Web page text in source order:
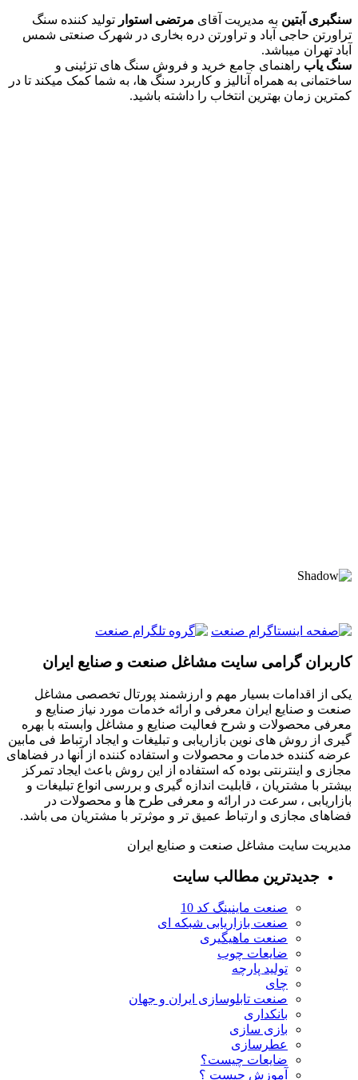
سنگبری آبتین به مدیریت آقای مرتضی استوار تولید کننده سنگ
تراورتن حاجی آباد و تراورتن دره بخاری در شهرک صنعتی شمس
آباد تهران میباشد.
سنگ یاب راهنمای جامع خرید و فروش سنگ های تزئینی و
ساختمانی به همراه آنالیز و کاربرد سنگ ها، به شما کمک میکند تا در
کمترین زمان بهترین انتخاب را داشته باشید.
کاربران گرامی سایت مشاغل صنعت و صنایع ایران
یکی از اقدامات بسیار مهم و ارزشمند پورتال تخصصی مشاغل
صنعت و صنایع ایران معرفی و ارائه خدمات مورد نیاز صنایع و
معرفی محصولات و شرح فعالیت صنایع و مشاغل وابسته با بهره
گیری از روش های نوین بازاریابی و تبلیغات و ایجاد ارتباط فی مابین
عرضه کننده خدمات و محصولات و استفاده کننده از آنها در فضاهای
مجازی و اینترنتی بوده که استفاده از این روش باعث ایجاد تمرکز
بیشتر با مشتریان ، قابلیت اندازه گیری و بررسی انواع تبلیغات و
بازاریابی ، سرعت در ارائه و معرفی طرح ها و محصولات در
فضاهای مجازی و ارتباط عمیق تر و موثرتر با مشتریان می باشد.
مدیریت سایت مشاغل صنعت و صنایع ایران
جدیدترین مطالب سایت
صنعت ماینینگ کد 10
صنعت بازاریابی شبکه ای
صنعت ماهیگیری
ضایعات چوب
تولید پارچه
چای
صنعت تابلوسازی ایران و جهان
بانکداری
بازی سازی
عطرسازی
ضایعات چیست؟
آموزش چیست ؟